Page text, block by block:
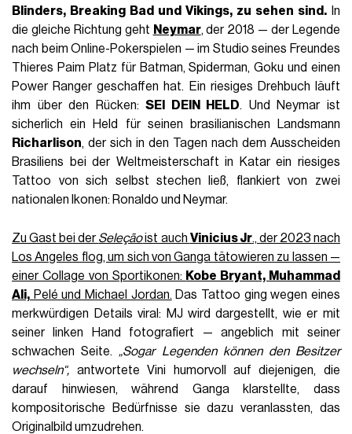
Blinders, Breaking Bad und Vikings, zu sehen sind.In
die gleiche Richtung geht Neymar, der 2018 — der Legende
nach beim Online-Pokerspielen — im Studio seines Freundes
Thieres Paim Platz für Batman, Spiderman, Goku und einen
Power Ranger geschaffen hat. Ein riesiges Drehbuch läuft
ihm über den Rücken:SEI DEIN HELD. Und Neymar ist
sicherlich ein Held für seinen brasilianischen Landsmann
Richarlison, der sich in den Tagen nach dem Ausscheiden
Brasiliens bei der Weltmeisterschaft in Katar ein riesiges
Tattoo von sich selbst stechen ließ, flankiert von zwei
nationalen Ikonen: Ronaldo und Neymar.
Zu Gast bei derSeleçãoist auch Vinicius Jr., der 2023 nach
Los Angeles flog, um sich von Ganga tätowieren zu lassen —
einer Collage von Sportikonen: Kobe Bryant, Muhammad
Ali, Pelé und Michael Jordan. Das Tattoo ging wegen eines
merkwürdigen Details viral: MJ wird dargestellt, wie er mit
seiner linken Hand fotografiert — angeblich mit seiner
schwachen Seite. „Sogar Legenden können den Besitzer
wechseln“, antwortete Vini humorvoll auf diejenigen, die
darauf hinwiesen, während Ganga klarstellte, dass
kompositorische Bedürfnisse sie dazu veranlassten, das
Originalbild umzudrehen.